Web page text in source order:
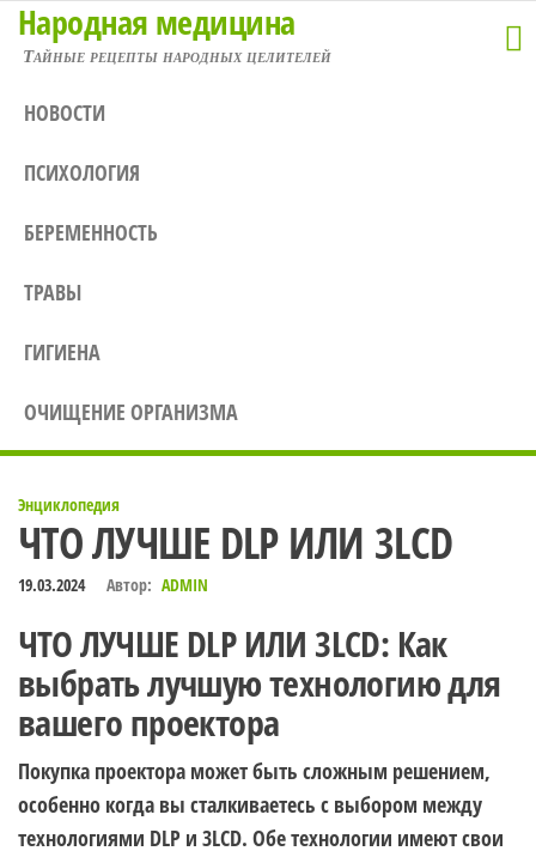
Перейти
Народная медицина
Тайные рецепты народных целителей
НОВОСТИ
ПСИХОЛОГИЯ
БЕРЕМЕННОСТЬ
ТРАВЫ
ГИГИЕНА
ОЧИЩЕНИЕ ОРГАНИЗМА
Энциклопедия
ЧТО ЛУЧШЕ DLP ИЛИ 3LCD
19.03.2024 Автор: ADMIN
ЧТО ЛУЧШЕ DLP ИЛИ 3LCD: Как
выбрать лучшую технологию для
вашего проектора
Покупка проектора может быть сложным решением,
особенно когда вы сталкиваетесь с выбором между
технологиями DLP и 3LCD. Обе технологии имеют свои